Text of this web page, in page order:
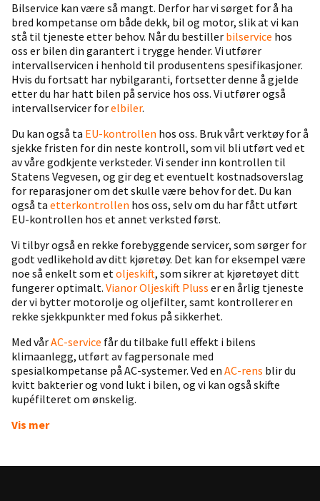
Bilservice kan være så mangt. Derfor har vi sørget for å ha
bred kompetanse om både dekk, bil og motor, slik at vi kan
stå til tjeneste etter behov. Når du bestiller bilservice hos
oss er bilen din garantert i trygge hender. Vi utfører
intervallservicen i henhold til produsentens spesifikasjoner.
Hvis du fortsatt har nybilgaranti, fortsetter denne å gjelde
etter du har hatt bilen på service hos oss. Vi utfører også
intervallservicer forelbiler.
Du kan også ta EU-kontrollen hos oss. Bruk vårt verktøy for å
sjekke fristen for din neste kontroll, som vil bli utført ved et
av våre godkjente verksteder. Vi sender inn kontrollen til
Statens Vegvesen, og gir deg et eventuelt kostnadsoverslag
for reparasjoner om det skulle være behov for det. Du kan
også ta etterkontrollen hos oss, selv om du har fått utført
EU-kontrollen hos et annet verksted først.
Vi tilbyr også en rekke forebyggende servicer, som sørger for
godt vedlikehold av ditt kjøretøy. Det kan for eksempel være
noe så enkelt som etoljeskift, som sikrer at kjøretøyet ditt
fungerer optimalt. Vianor Oljeskift Pluss er en årlig tjeneste
der vi bytter motorolje og oljefilter, samt kontrollerer en
rekke sjekkpunkter med fokus på sikkerhet.
Med vårAC-service får du tilbake full effekt i bilens
klimaanlegg, utført av fagpersonale med
spesialkompetanse på AC-systemer. Ved en AC-rens blir du
kvitt bakterier og vond lukt i bilen, og vi kan også skifte
kupéfilteret om ønskelig.
Vis mer